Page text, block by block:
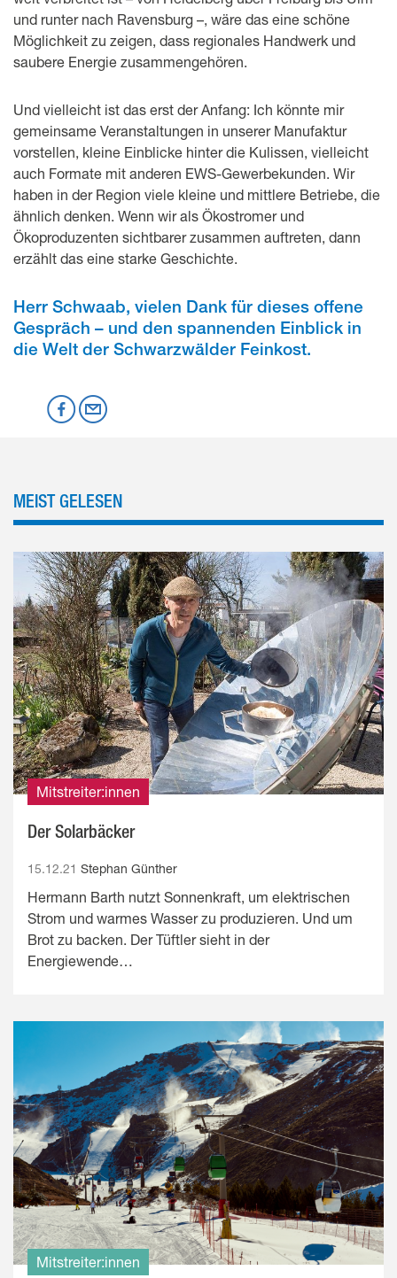
und runter nach Ravensburg –, wäre das eine schöne
Möglichkeit zu zeigen, dass regionales Handwerk und
saubere Energie zusammengehören.
Und vielleicht ist das erst der Anfang: Ich könnte mir
gemeinsame Veranstaltungen in unserer Manufaktur
vorstellen, kleine Einblicke hinter die Kulissen, vielleicht
auch Formate mit anderen EWS-Gewerbekunden. Wir
haben in der Region viele kleine und mittlere Betriebe, die
ähnlich denken. Wenn wir als Ökostromer und
Ökoproduzenten sichtbarer zusammen auftreten, dann
erzählt das eine starke Geschichte.
Herr Schwaab, vielen Dank für dieses offene
Gespräch – und den spannenden Einblick in
die Welt der Schwarzwälder Feinkost.
Mastodon
Facebook
per Email
MEIST GELESEN
Mitstreiter:innen
Der Solarbäcker
15.12.21 Stephan Günther
Hermann Barth nutzt Sonnenkraft, um elektrischen
Strom und warmes Wasser zu produzieren. Und um
Brot zu backen. Der Tüftler sieht in der
Energiewende…
Mitstreiter:innen